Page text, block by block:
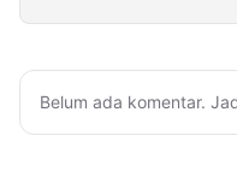
Belum ada komentar.